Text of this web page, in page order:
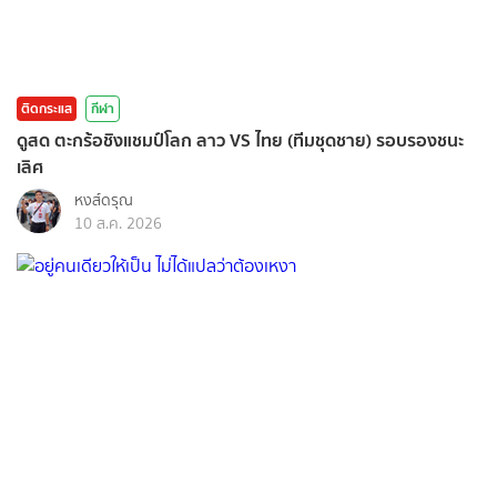
ติดกระแส กีฬา
ดูสด ตะกร้อชิงแชมป์โลก ลาว VS ไทย (ทีมชุดชาย) รอบรองชนะ
เลิศ
หงส์ดรุณ
10 ส.ค. 2026